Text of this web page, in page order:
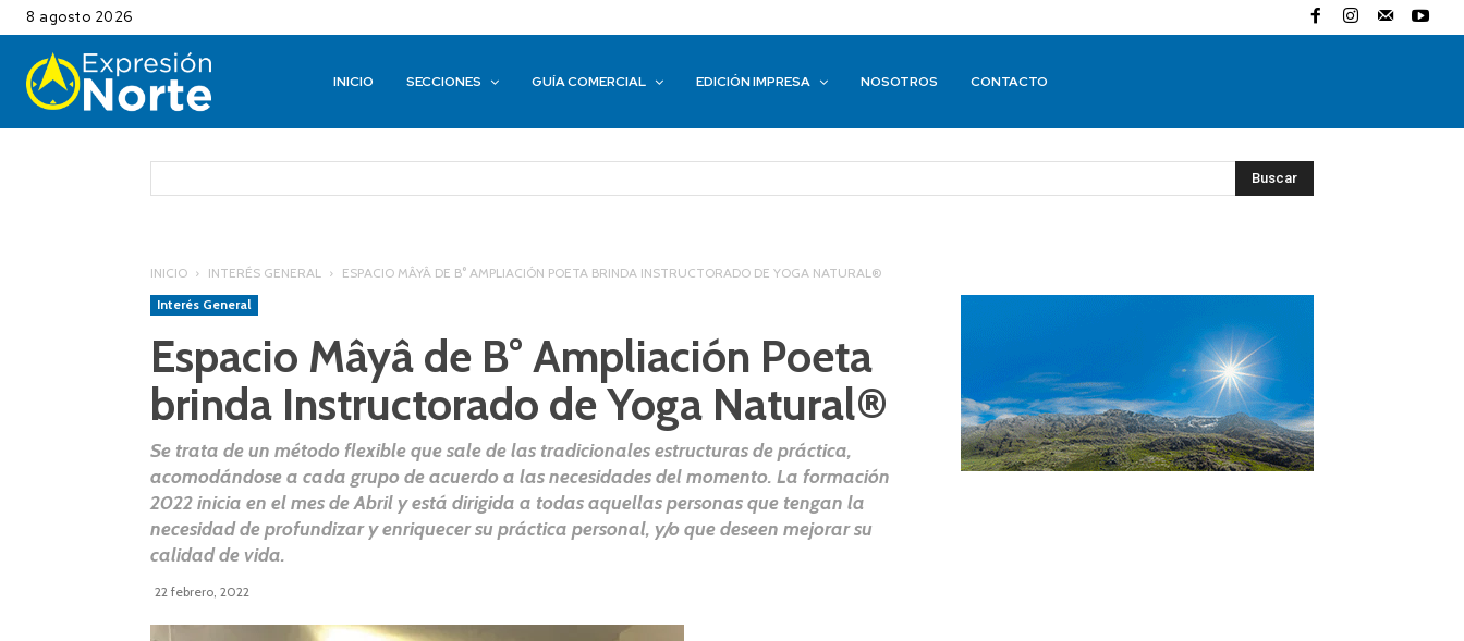
8 agosto 2026
INICIO SECCIONES GUÍA COMERCIAL EDICIÓN IMPRESA NOSOTROS CONTACTO
Buscar
INICIO INTERÉS GENERAL
ESPACIO MÂYÂ DE B° AMPLIACIÓN POETA BRINDA INSTRUCTORADO DE YOGA NATURAL®
Interés General
Espacio Mâyâ de B° Ampliación Poeta
brinda Instructorado de Yoga Natural®
Se trata de un método flexible que sale de las tradicionales estructuras de práctica,
acomodándose a cada grupo de acuerdo a las necesidades del momento. La formación
2022 inicia en el mes de Abril y está dirigida a todas aquellas personas que tengan la
necesidad de profundizar y enriquecer su práctica personal, y/o que deseen mejorar su
calidad de vida.
22 febrero, 2022